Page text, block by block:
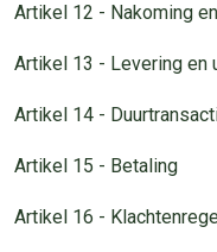
Artikel 12 - Nakoming
Artikel 13 - Levering en
Artikel 14 -
Artikel 15 - Betaling
Artikel 16 -